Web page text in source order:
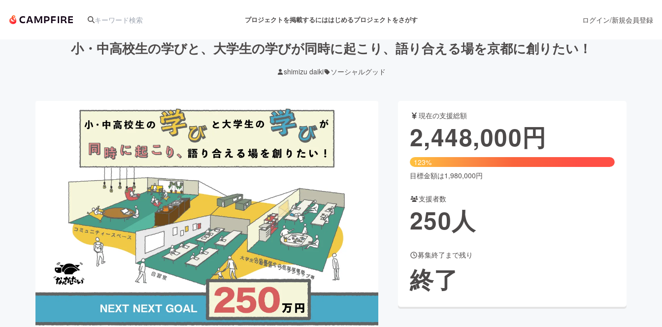
プロジェクトを掲載するにははじめるプロジェクトをさがす
アート・写真 音楽 舞台・パフォーマンス
テクノロジー・ガジェット ゲーム・サービス開発 フード・飲食店 ファッション
映像・映画
ビジネス・起業 チャレンジ ビューティー・ヘルスケア
まちづくり・地域活性化
CAMPFIRE for Social Good
CAMPFIREふるさと納税machi-ya
ログイン/新規会員登録
小・中高校生の学びと、大学生の学びが同時に起こり、語り合える場を京都に創りたい！
shimizu daiki ソーシャルグッド
現在の支援総額
2,448,000円
123%
目標金額は1,980,000円
支援者数
250人
募集終了まで残り
終了